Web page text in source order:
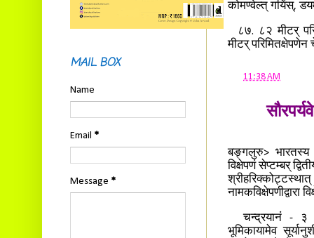
कोमण्वेल्त् गयिंस्,
८७. ८२ मीटर्
मीटर्
11:38 AM
बङ्गलुरु> भारतस्य
विक्षेपणं सेप्टम्बर्
नामकविक्षेपणीद्वारा
चन्द्रयानं - ३
भूमिकायामेव
MAIL BOX
Name
Email *
Message *